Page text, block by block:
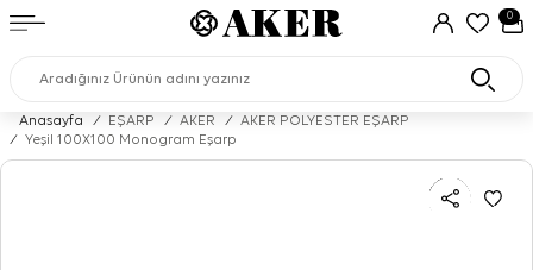
0
Anasayfa / EŞARP / AKER /
AKER POLYESTER EŞARP
/
Yeşil 100X100 Monogram Eşarp